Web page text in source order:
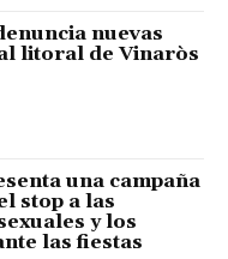
nuevas
litoral de Vinaròs
una campaña
stop a las
y los
las fiestas